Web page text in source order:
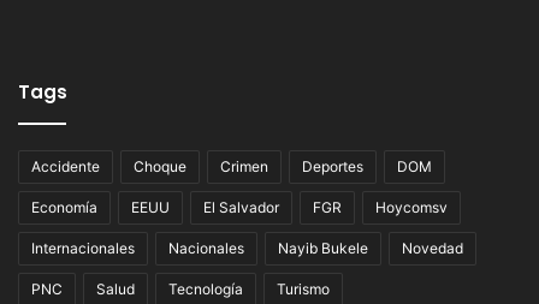
Tags
Accidente Choque Crimen Deportes DOM
Economía EEUU El Salvador FGR Hoycomsv
Internacionales Nacionales Nayib Bukele Novedad
PNC Salud Tecnología Turismo